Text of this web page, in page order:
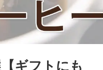
ギフトにも